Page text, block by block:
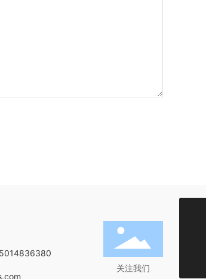
关注我们
+852-21349818